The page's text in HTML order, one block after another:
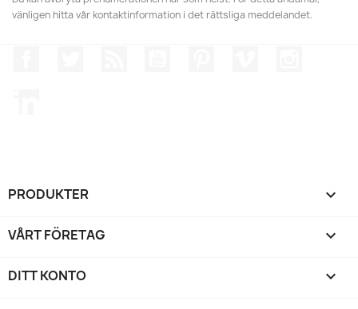
vänligen hitta vår kontaktinformation i det rättsliga meddelandet.
PRODUKTER 
VÅRT FÖRETAG 
DITT KONTO 